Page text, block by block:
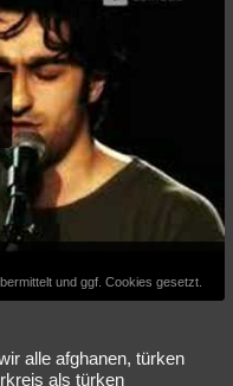
und ggf. Cookies gesetzt.
alle afghanen, türken
als türken